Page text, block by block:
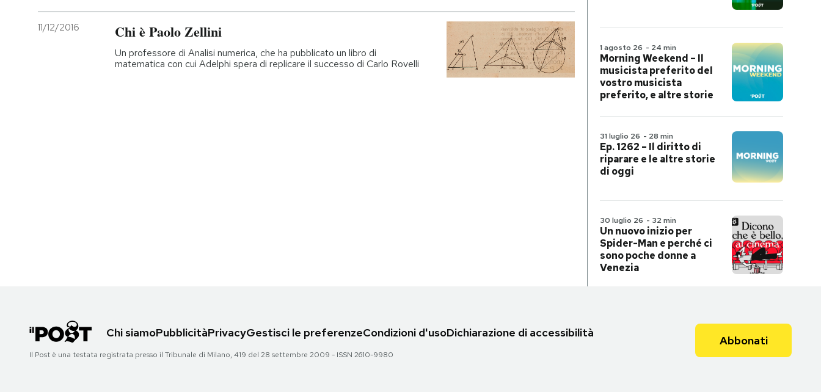
11/12/2016 Chi è Paolo Zellini
Un professore di Analisi numerica, che ha pubblicato un libro di
matematica con cui Adelphi spera di replicare il successo di Carlo Rovelli
1 agosto 26 - 24 min
Morning Weekend – Il
musicista preferito del
vostro musicista
preferito, e altre storie
31 luglio 26 - 28 min
Ep. 1262 – Il diritto di
riparare e le altre storie
di oggi
30 luglio 26 - 32 min
Un nuovo inizio per
Spider-Man e perché ci
sono poche donne a
Venezia
Chi siamoPubblicitàPrivacyGestisci le preferenzeCondizioni d'usoDichiarazione di accessibilità
Il Post è una testata registrata presso il Tribunale di Milano, 419 del 28 settembre 2009 - ISSN 2610-9980
Abbonati